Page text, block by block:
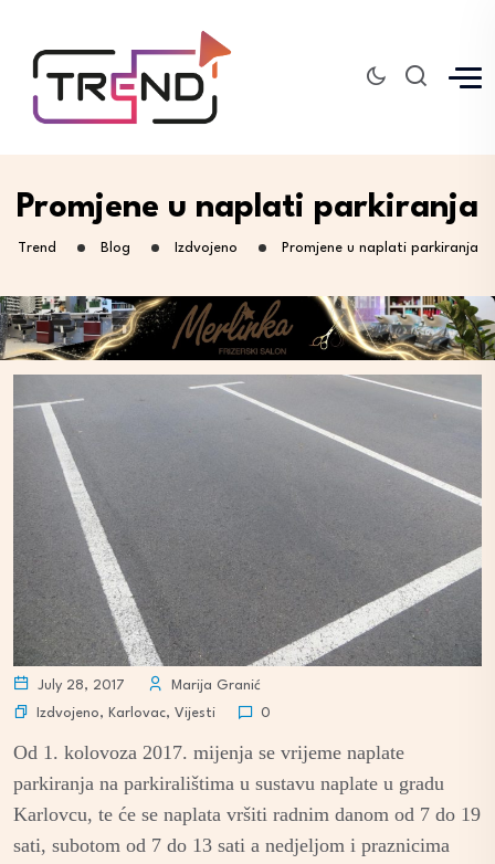
Promjene u naplati parkiranja
Trend Blog Izdvojeno Promjene u naplati parkiranja
July 28, 2017
Marija Granić
Izdvojeno, Karlovac, Vijesti 0
Od 1. kolovoza 2017. mijenja se vrijeme naplate
parkiranja na parkiralištima u sustavu naplate u gradu
Karlovcu, te će se naplata vršiti radnim danom od 7 do 19
sati, subotom od 7 do 13 sati a nedjeljom i praznicima